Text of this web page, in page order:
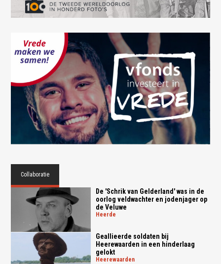
Collaboratie
De 'Schrik van Gelderland' was in de
oorlog veldwachter en jodenjager op
de Veluwe
heerde
Geallieerde soldaten bij
Heerewaarden in een hinderlaag
gelokt
heerewaarden